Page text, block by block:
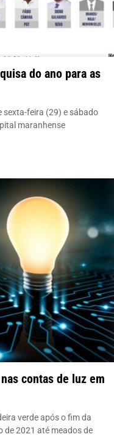
do ano para as
sexta-feira (29) e sábado
maranhense
contas de luz em
verde após o fim da
de 2021 até meados de